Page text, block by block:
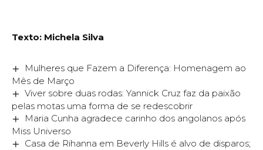
Texto: Michela Silva
Mulheres que Fazem a Diferença: Homenagem ao
Mês de Março
Viver sobre duas rodas: Yannick Cruz faz da paixão
pelas motas uma forma de se redescobrir
Maria Cunha agradece carinho dos angolanos após
Miss Universo
Casa de Rihanna em Beverly Hills é alvo de disparos;